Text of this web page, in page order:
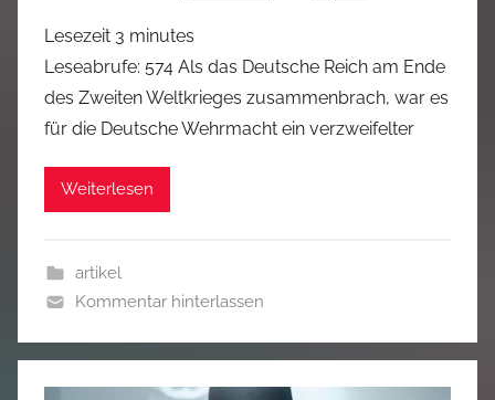
Lesezeit 3 minutes
Leseabrufe: 574 Als das Deutsche Reich am Ende
des Zweiten Weltkrieges zusammenbrach, war es
für die Deutsche Wehrmacht ein verzweifelter
Weiterlesen
artikel
Kommentar hinterlassen